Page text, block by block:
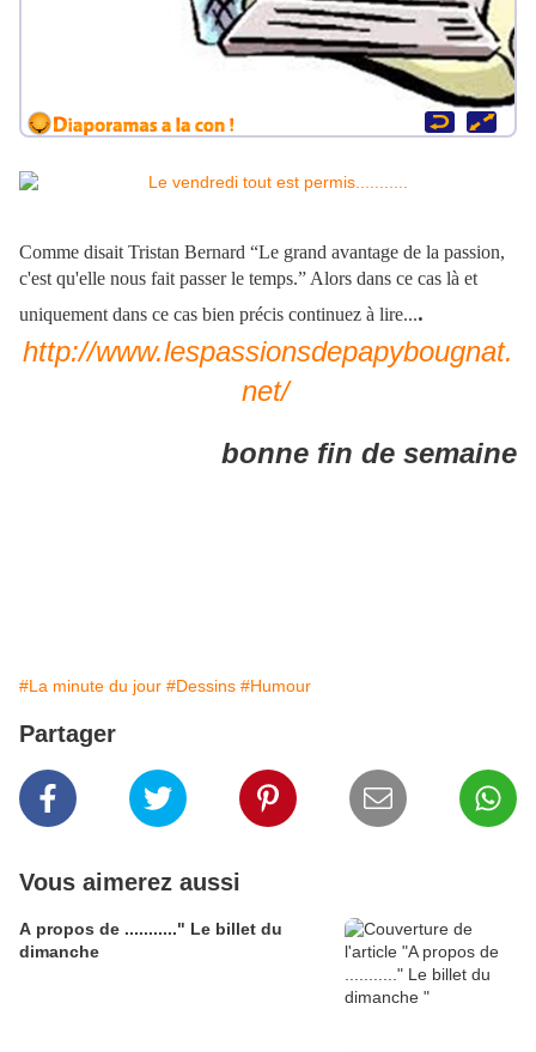
Comme disait Tristan Bernard “Le grand avantage de la passion,
c'est qu'elle nous fait passer le temps.” Alors dans ce cas là et
uniquement dans ce cas bien précis continuez à lire....
http://www.lespassionsdepapybougnat.
net/
bonne fin de semaine
#La minute du jour #Dessins #Humour
Partager
Vous aimerez aussi
A propos de ..........." Le billet du
dimanche